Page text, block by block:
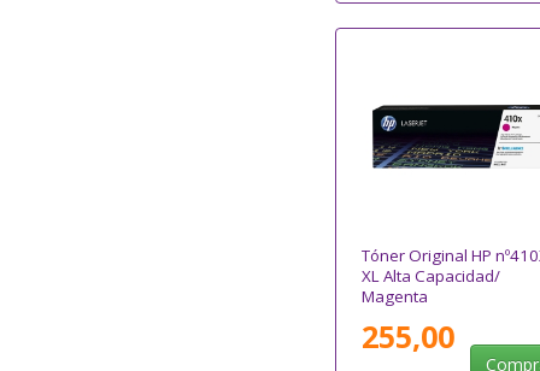
Tóner Original HP
XL Alta Capacidad/
Magenta
255,00